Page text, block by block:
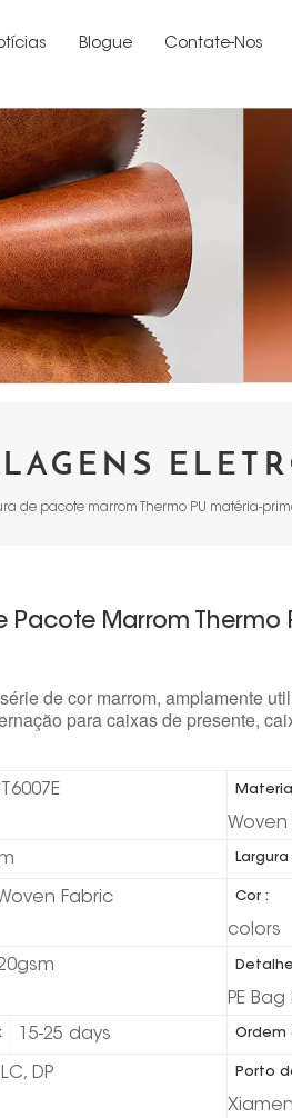
Blogue Contate-Nos
de pacote marrom Thermo PU matéria-
Pacote Marrom Thermo
de cor marrom, amplamente
para caixas de presente,
Woven
Largura
Fabric Cor :
colors
PE
15-25 days Ordem
LC, DP Porto
Xiamen